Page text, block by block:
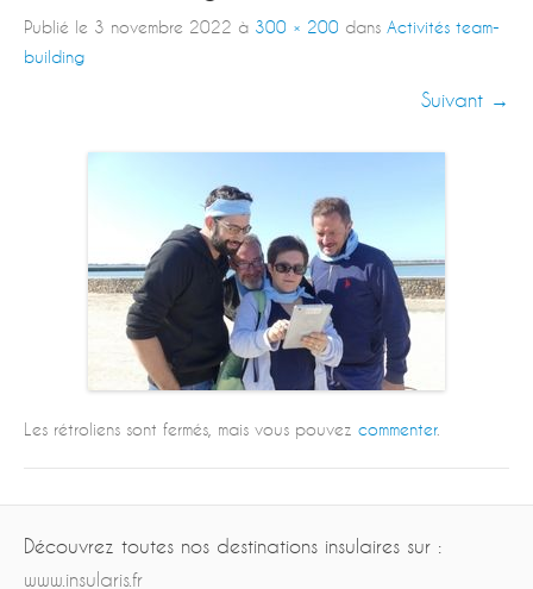
Publié le 3 novembre 2022 à 300 × 200 dans Activités team-
building
Suivant →
Les rétroliens sont fermés, mais vous pouvez commenter.
Découvrez toutes nos destinations insulaires sur :
www.insularis.fr